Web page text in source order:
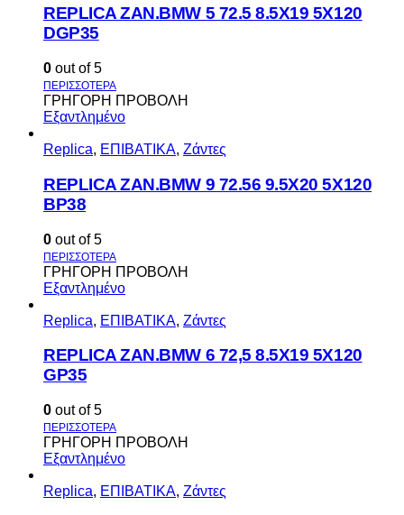
REPLICA ZAN.BMW 5 72.5 8.5X19 5X120
DGP35
0 out of 5
ΓΡΗΓΟΡΗ ΠΡΟΒΟΛΗ
Εξαντλημένο
Replica, ΕΠΙΒΑΤΙΚΑ, Ζάντες
REPLICA ZAN.BMW 9 72.56 9.5X20 5X120
BP38
0 out of 5
ΓΡΗΓΟΡΗ ΠΡΟΒΟΛΗ
Εξαντλημένο
Replica, ΕΠΙΒΑΤΙΚΑ, Ζάντες
REPLICA ZAN.BMW 6 72,5 8.5X19 5X120
GP35
0 out of 5
ΓΡΗΓΟΡΗ ΠΡΟΒΟΛΗ
Εξαντλημένο
Replica, ΕΠΙΒΑΤΙΚΑ, Ζάντες